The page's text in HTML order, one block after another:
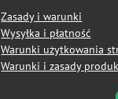
Zasady i warunki
Wysyłka i płatność
Warunki użytkowania
Warunki i zasady